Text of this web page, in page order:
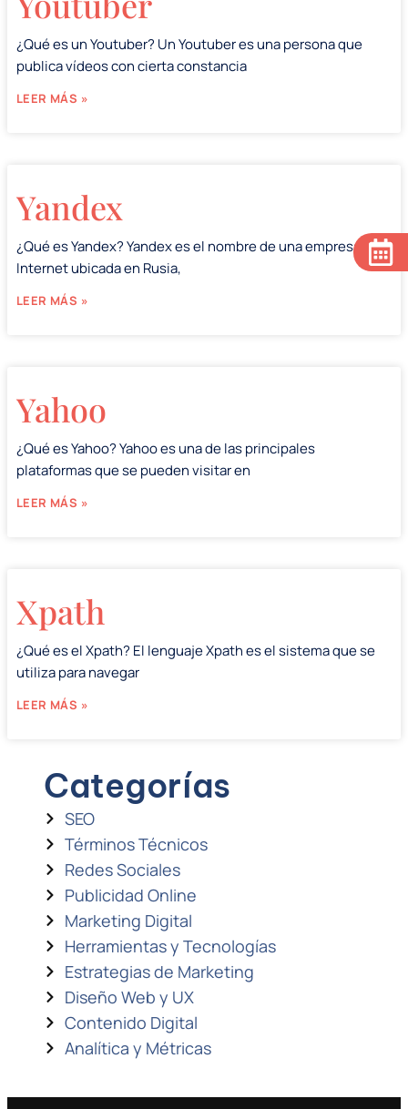
¿Qué es un Youtuber? Un Youtuber es una persona que
publica vídeos con cierta constancia
LEER MÁS »
Yandex
¿Qué es Yandex? Yandex es el nombre de una empresa de
Internet ubicada en Rusia,
LEER MÁS »
Yahoo
¿Qué es Yahoo? Yahoo es una de las principales
plataformas que se pueden visitar en
LEER MÁS »
Xpath
¿Qué es el Xpath? El lenguaje Xpath es el sistema que se
utiliza para navegar
LEER MÁS »
Categorías
SEO
Términos Técnicos
Redes Sociales
Publicidad Online
Marketing Digital
Herramientas y Tecnologías
Estrategias de Marketing
Diseño Web y UX
Contenido Digital
Analítica y Métricas